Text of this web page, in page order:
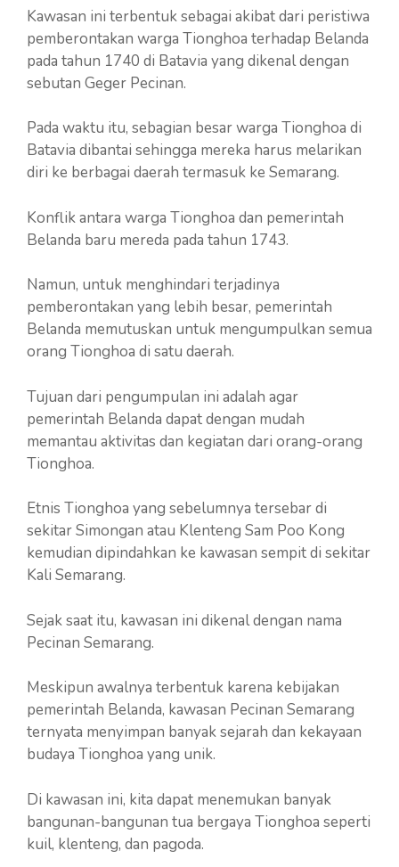
Kawasan ini terbentuk sebagai akibat dari peristiwa
pemberontakan warga Tionghoa terhadap Belanda
pada tahun 1740 di Batavia yang dikenal dengan
sebutan Geger Pecinan.
Pada waktu itu, sebagian besar warga Tionghoa di
Batavia dibantai sehingga mereka harus melarikan
diri ke berbagai daerah termasuk ke Semarang.
Konflik antara warga Tionghoa dan pemerintah
Belanda baru mereda pada tahun 1743.
Namun, untuk menghindari terjadinya
pemberontakan yang lebih besar, pemerintah
Belanda memutuskan untuk mengumpulkan semua
orang Tionghoa di satu daerah.
Tujuan dari pengumpulan ini adalah agar
pemerintah Belanda dapat dengan mudah
memantau aktivitas dan kegiatan dari orang-orang
Tionghoa.
Etnis Tionghoa yang sebelumnya tersebar di
sekitar Simongan atau Klenteng Sam Poo Kong
kemudian dipindahkan ke kawasan sempit di sekitar
Kali Semarang.
Sejak saat itu, kawasan ini dikenal dengan nama
Pecinan Semarang.
Meskipun awalnya terbentuk karena kebijakan
pemerintah Belanda, kawasan Pecinan Semarang
ternyata menyimpan banyak sejarah dan kekayaan
budaya Tionghoa yang unik.
Di kawasan ini, kita dapat menemukan banyak
bangunan-bangunan tua bergaya Tionghoa seperti
kuil, klenteng, dan pagoda.